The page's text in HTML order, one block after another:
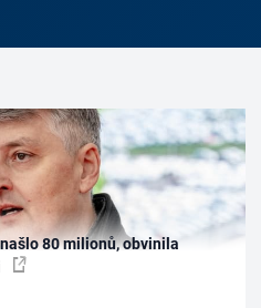
80 milionů, obvinila